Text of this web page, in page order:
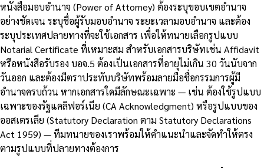
หนังสือมอบอำนาจ (Power of Attorney) ต้องระบุขอบเขตอำนาจ
อย่างชัดเจน ระบุชื่อผู้รับมอบอำนาจ ระยะเวลามอบอำนาจ และต้อง
ระบุประเทศปลายทางที่จะใช้เอกสาร เพื่อให้ทนายเลือกรูปแบบ
Notarial Certificate ที่เหมาะสม สำหรับเอกสารบริษัทเช่น Affidavit
หรือหนังสือรับรอง บอจ.5 ต้องเป็นเอกสารที่อายุไม่เกิน 30 วันนับจาก
วันออก และต้องมีตราประทับบริษัทพร้อมลายมือชื่อกรรมการผู้มี
อำนาจครบถ้วน หากเอกสารใดมีลักษณะเฉพาะ — เช่น ต้องใช้รูปแบบ
เฉพาะของรัฐแคลิฟอร์เนีย (CA Acknowledgment) หรือรูปแบบของ
ออสเตรเลีย (Statutory Declaration ตาม Statutory Declarations
Act 1959) — ทีมทนายของเราพร้อมให้คำแนะนำและจัดทำให้ตรง
ตามรูปแบบที่ปลายทางต้องการ